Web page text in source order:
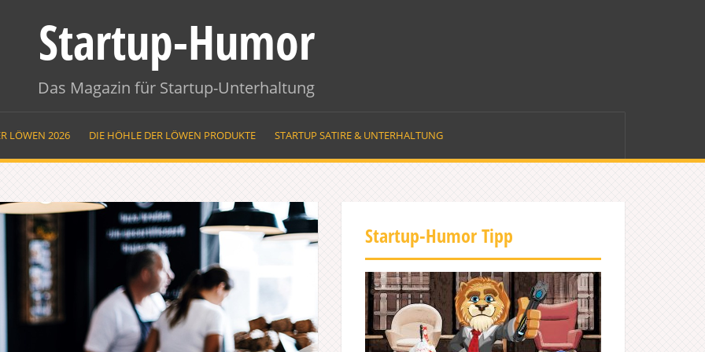
Startup-Humor
Das Magazin für Startup-Unterhaltung
LÖWEN 2026 DIE HÖHLE DER LÖWEN PRODUKTE STARTUP SATIRE & UNTERHALTUNG
Startup-Humor Tipp